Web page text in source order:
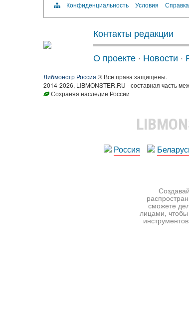
Конфиденциальность Условия Справка
Контакты редакции
О проекте · Новости ·
Либмонстр Россия ® Все права защищены.
2014-2026, LIBMONSTER.RU - составная часть
Сохраняя наследие России
Россия
сможете
лицами,